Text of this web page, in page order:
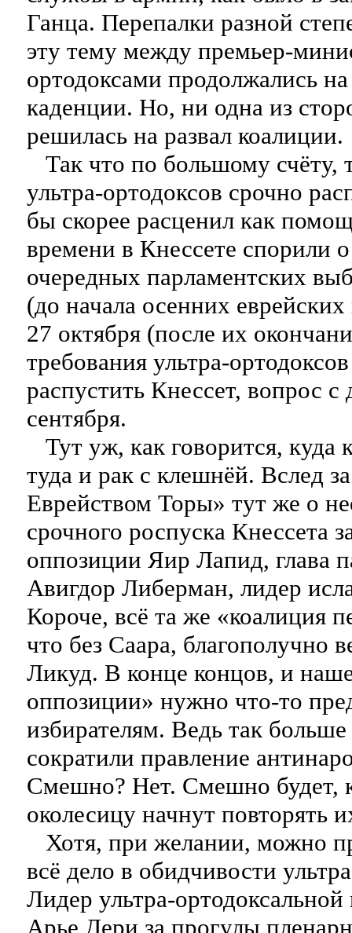
Ганца. Перепалки разной
эту тему между премьер-
ортодоксами продолжались
каденции. Но, ни одна из
решилась на развал коалиции.
Так что по большому счёту,
ультра-ортодоксов срочно
бы скорее расценил как
времени в Кнессете спорили
очередных парламентских
(до начала осенних
27 октября (после их
требования ультра-
распустить Кнессет, вопрос
сентября.
Тут уж, как говорится, куда
туда и рак с клешнёй. Вслед
Еврейством Торы» тут же о
срочного роспуска Кнессета
оппозиции Яир Лапид, глава
Авигдор Либерман, лидер
Короче, всё та же «коалиция
что без Саара, благополучно
Ликуд. В конце концов, и
оппозиции» нужно что-то
избирателям. Ведь так
сократили правление
Смешно? Нет. Смешно будет,
околесицу начнут повторять
Хотя, при желании, можно
всё дело в обидчивости
Лидер ультра-
Арье Дери за прогулы